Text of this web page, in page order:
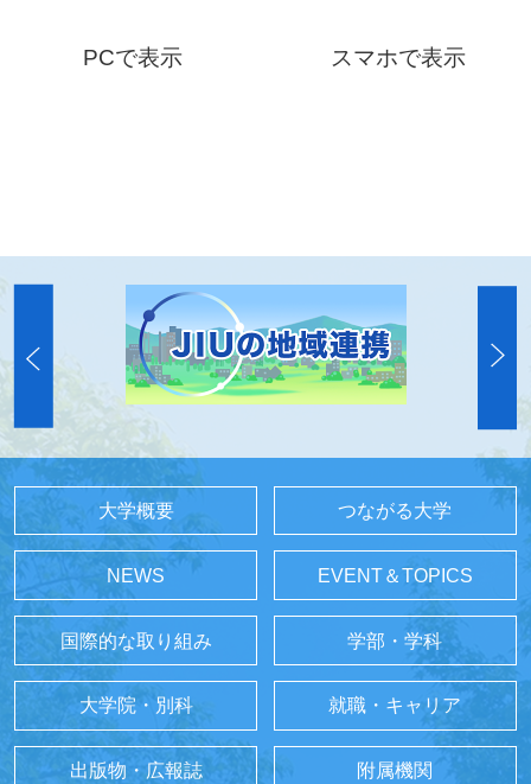
PCで表示 スマホで表示
大学概要 つながる大学
NEWS EVENT＆TOPICS
国際的な取り組み 学部・学科
大学院・別科 就職・キャリア
出版物・広報誌 附属機関